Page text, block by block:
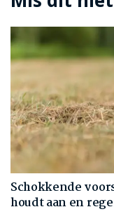
Schokkende
houdt aan en